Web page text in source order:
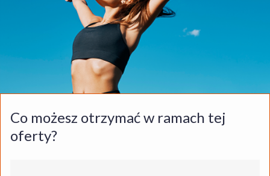
Co możesz otrzymać w ramach tej
oferty?